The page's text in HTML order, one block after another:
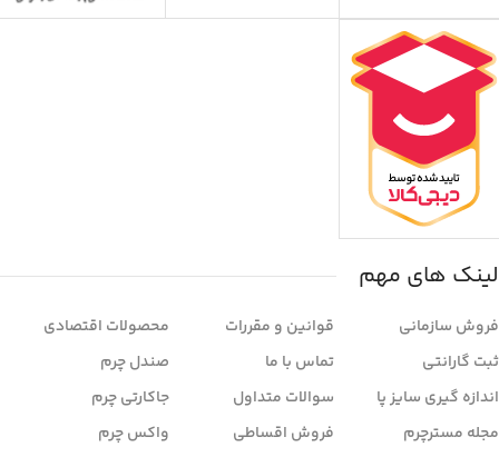
لینک های مهم
فروش سازمانی
ثبت گارانتی
اندازه گیری سایز پا
مجله مسترچرم
قوانین و مقررات
تماس با ما
سوالات متداول
فروش اقساطی
محصولات اقتصادی
صندل چرم
جاکارتی چرم
واکس چرم